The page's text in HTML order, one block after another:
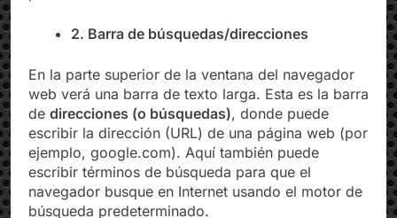
En la parte superior de la ventana del navegador
web verá una barra de texto larga. Esta es la barra
dedirecciones (o búsquedas), donde puede
escribir la dirección (URL) de una página web (por
ejemplo, google.com). Aquí también puede
escribir términos de búsqueda para que el
navegador busque en Internet usando el motor de